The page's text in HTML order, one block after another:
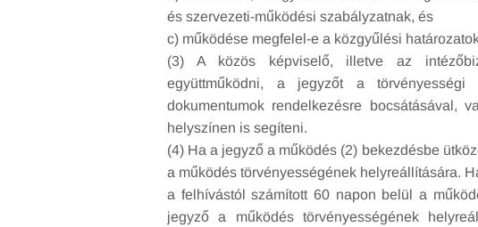
és szervezeti-működési szabályzatnak, és
c) működése megfelel-e a közgyűlési
(3) A közös képviselő, illetve az
együttműködni, a jegyzőt a törvényességi
dokumentumok rendelkezésre bocsátásával,
helyszínen is segíteni.
(4) Ha a jegyző a működés (2) bekezdésbe
a működés törvényességének helyreállítására.
a felhívástól számított 60 napon belül a
jegyző a működés törvényességének